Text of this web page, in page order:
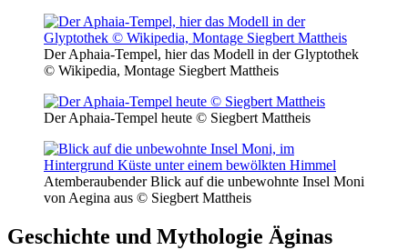
Der Aphaia-Tempel, hier das Modell in der Glyptothek
© Wikipedia, Montage Siegbert Mattheis
Der Aphaia-Tempel heute © Siegbert Mattheis
Atemberaubender Blick auf die unbewohnte Insel Moni
von Aegina aus © Siegbert Mattheis
Geschichte und Mythologie Äginas